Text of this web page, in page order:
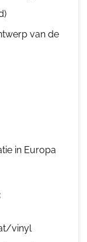
van de
in Europa
vinyl